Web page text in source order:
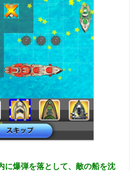
に爆弾を落として、敵の船を沈